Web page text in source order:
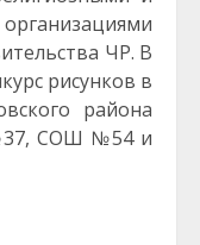
ЧР. В
рисунков в
района
СОШ №54 и